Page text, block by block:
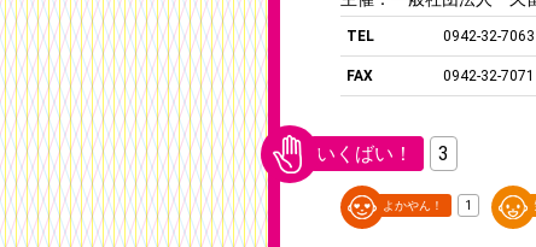
TEL 0942-32-7063
FAX 0942-32-7071
いくばい！ 3
よかやん！ 1